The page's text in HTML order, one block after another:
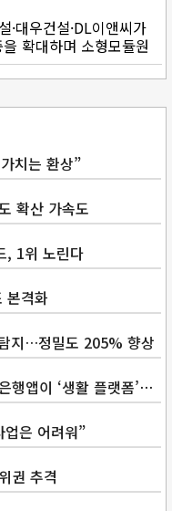
·대우건설·DL이앤씨가
확대하며 소형모듈원
략에 속…
치는 환상”
확산 가속도
, 1위 노린다
본격화
지…정밀도 205% 향상
예금토큰 실거래 이르면 내달 시작…은행앱이 ‘생활 플랫폼’으로
은 어려워”
권 추격